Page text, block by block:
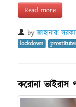
Read more
byজাহানারা
lockdown
করোনা ভাইরাস